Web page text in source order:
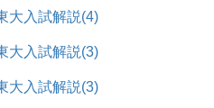
大入試解説(4)
大入試解説(3)
大入試解説(3)